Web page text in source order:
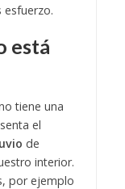
está
tiene una
el
de
interior.
por ejemplo